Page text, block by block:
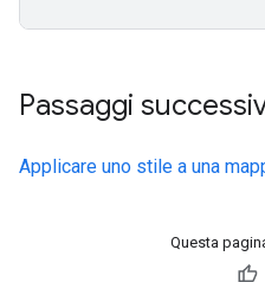
Passaggi
Applicare uno stile a una
Questa